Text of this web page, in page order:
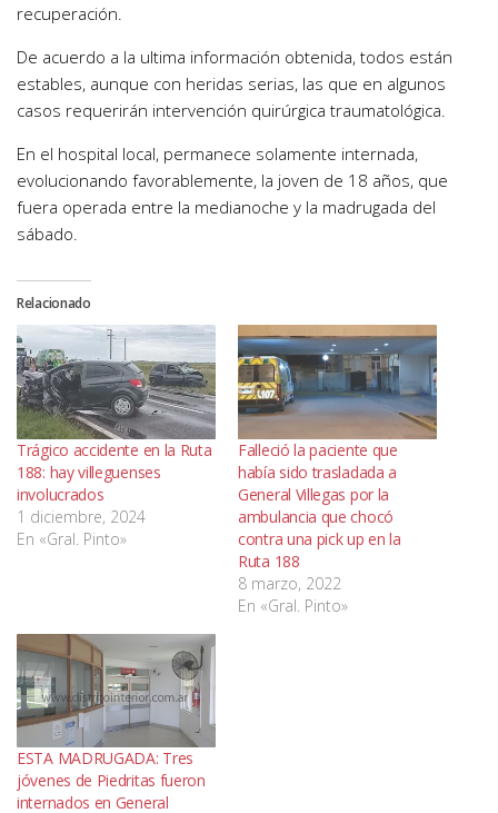
recuperación.
De acuerdo a la ultima información obtenida, todos están
estables, aunque con heridas serias, las que en algunos
casos requerirán intervención quirúrgica traumatológica.
En el hospital local, permanece solamente internada,
evolucionando favorablemente, la joven de 18 años, que
fuera operada entre la medianoche y la madrugada del
sábado.
Relacionado
Trágico accidente en la Ruta
188: hay villeguenses
involucrados
1 diciembre, 2024
En «Gral. Pinto»
Falleció la paciente que
había sido trasladada a
General Villegas por la
ambulancia que chocó
contra una pick up en la
Ruta 188
8 marzo, 2022
En «Gral. Pinto»
ESTA MADRUGADA: Tres
jóvenes de Piedritas fueron
internados en General